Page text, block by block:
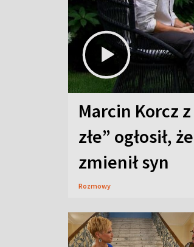
Marcin Korcz
złe” ogłosił,
zmienił syn
Rozmowy